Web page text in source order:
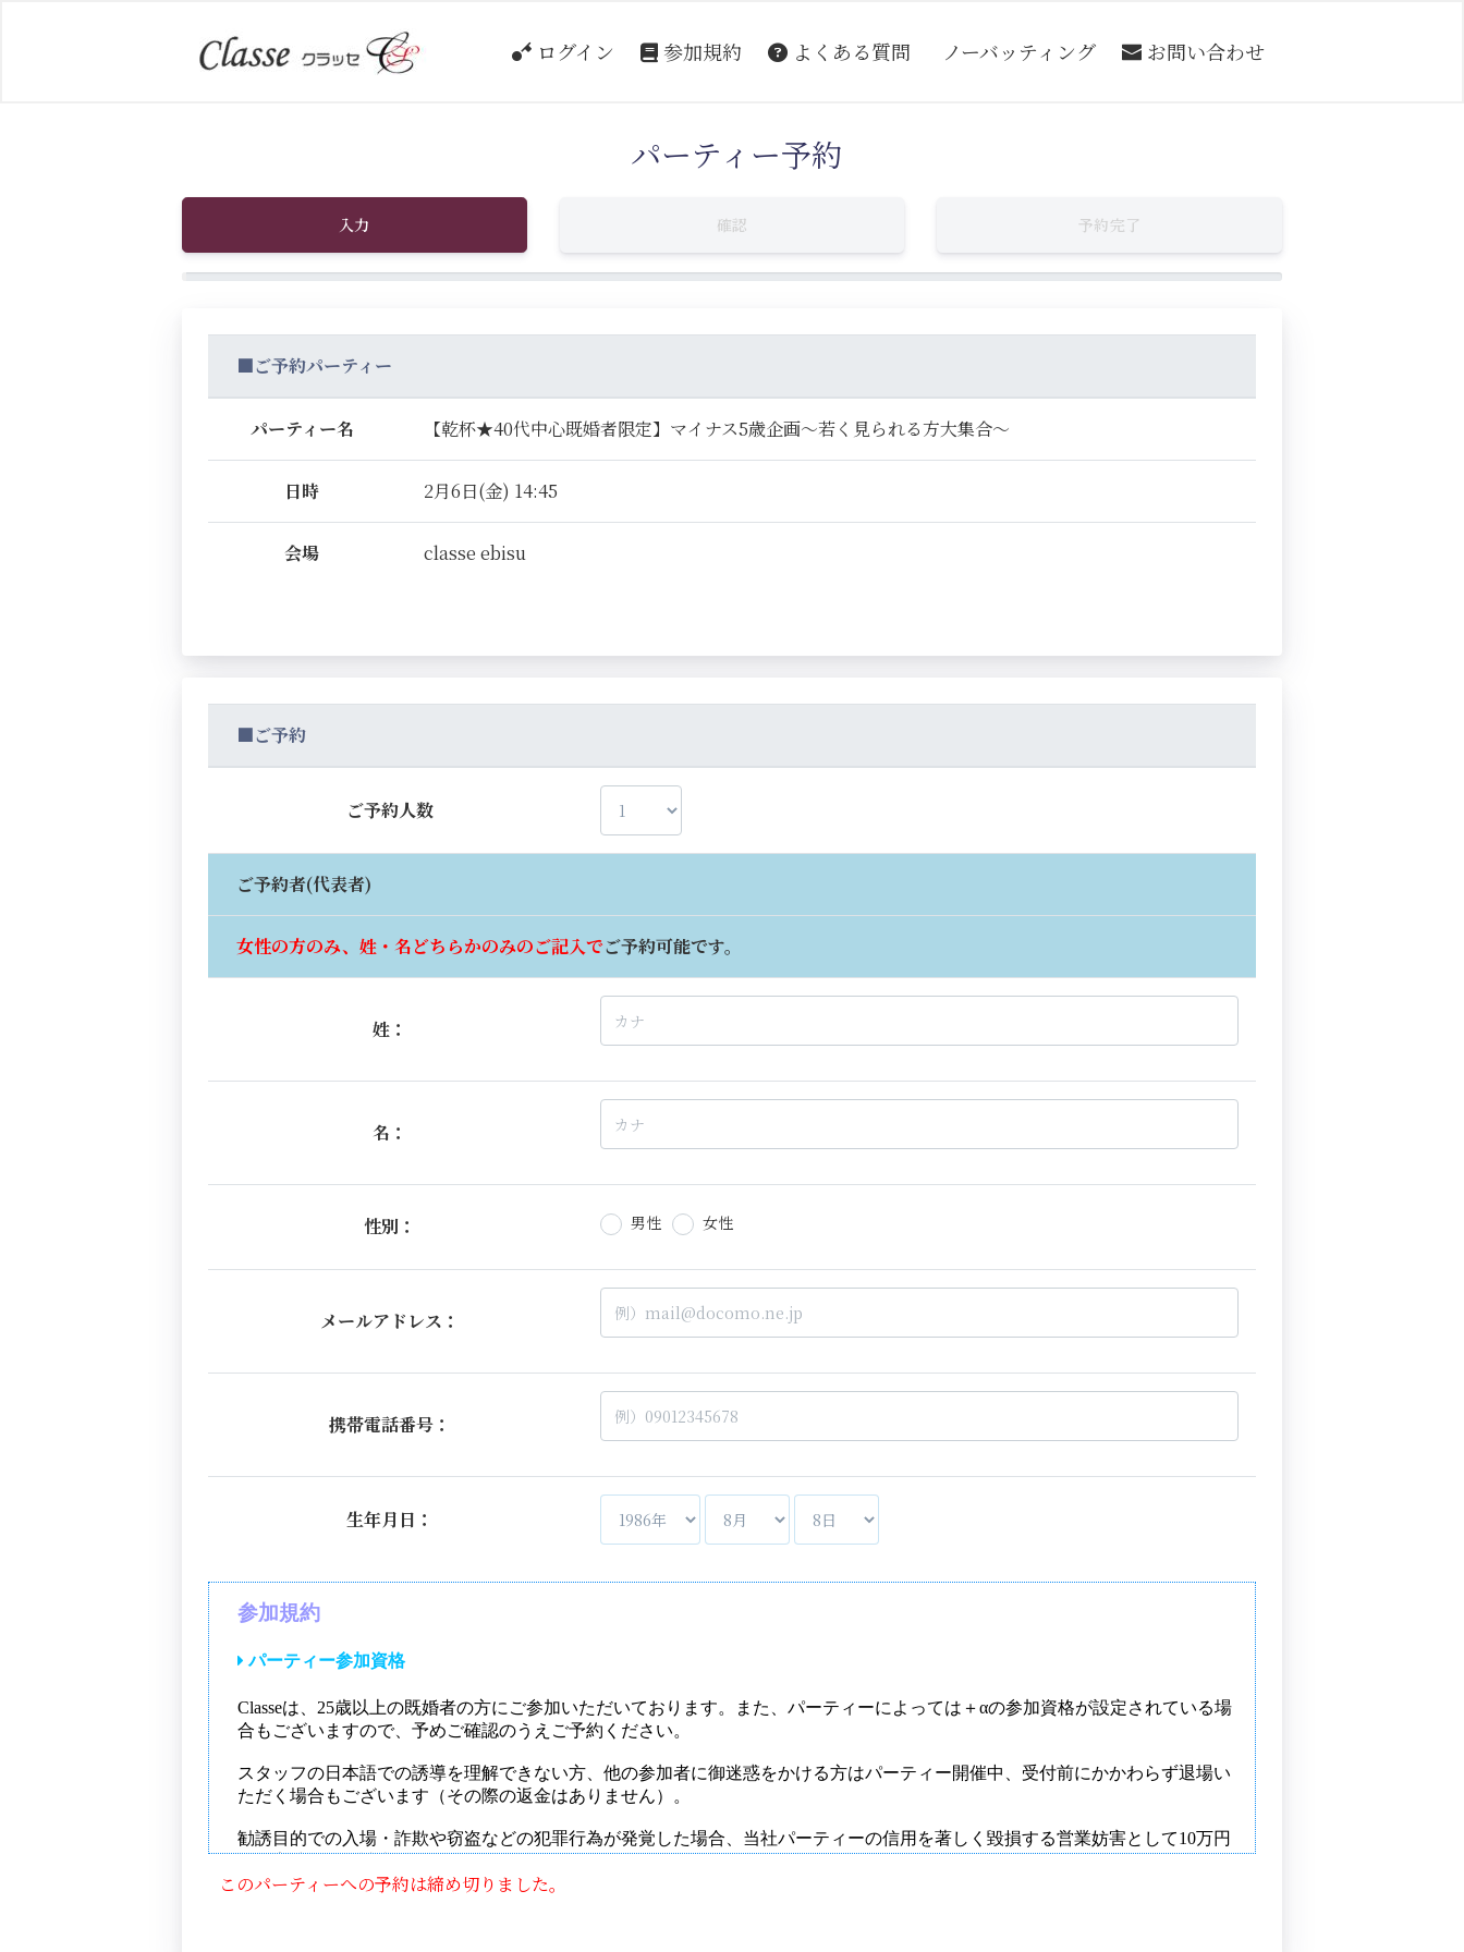
ログイン 参加規約 よくある質問 ノーバッティング お問い合わせ
パーティー予約
入力 確認 予約完了
■ご予約パーティー
パーティー名 【乾杯★40代中心既婚者限定】マイナス5歳企画～若く見られる方大集合～
日時 2月6日(金) 14:45
会場 classe ebisu
■ご予約
ご予約人数
ご予約者(代表者)
女性の方のみ、姓・名どちらかのみのご記入でご予約可能です。
姓：
名：
性別： 男性 女性
メールアドレス：
携帯電話番号：
生年月日：
このパーティーへの予約は締め切りました。